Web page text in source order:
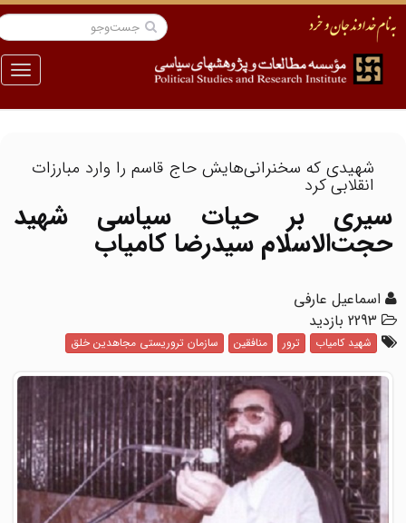
منو
شهیدی که سخنرانی‌هایش حاج قاسم را وارد مبارزات
‌انقلابی کرد
سیری بر حیات سیاسی شهید
حجت‌الاسلام سیدرضا کامیاب
اسماعیل عارفی
2293 بازدید
شهید کامیاب ترور منافقین سازمان تروریستی مجاهدین خلق